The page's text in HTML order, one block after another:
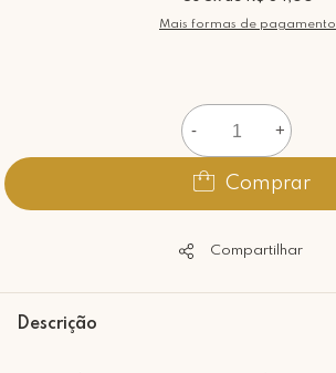
Mais formas de pagamento
- +
Comprar
Compartilhar
Descrição